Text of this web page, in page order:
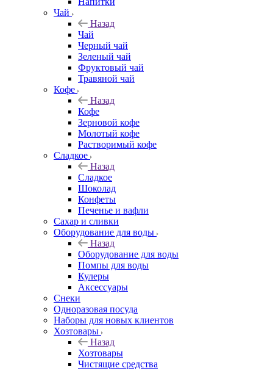
Чай
Назад
Чай
Черный чай
Зеленый чай
Фруктовый чай
Травяной чай
Кофе
Назад
Кофе
Зерновой кофе
Молотый кофе
Растворимый кофе
Сладкое
Назад
Сладкое
Шоколад
Конфеты
Печенье и вафли
Сахар и сливки
Оборудование для воды
Назад
Оборудование для воды
Помпы для воды
Кулеры
Аксессуары
Снеки
Одноразовая посуда
Наборы для новых клиентов
Хозтовары
Назад
Хозтовары
Чистящие средства